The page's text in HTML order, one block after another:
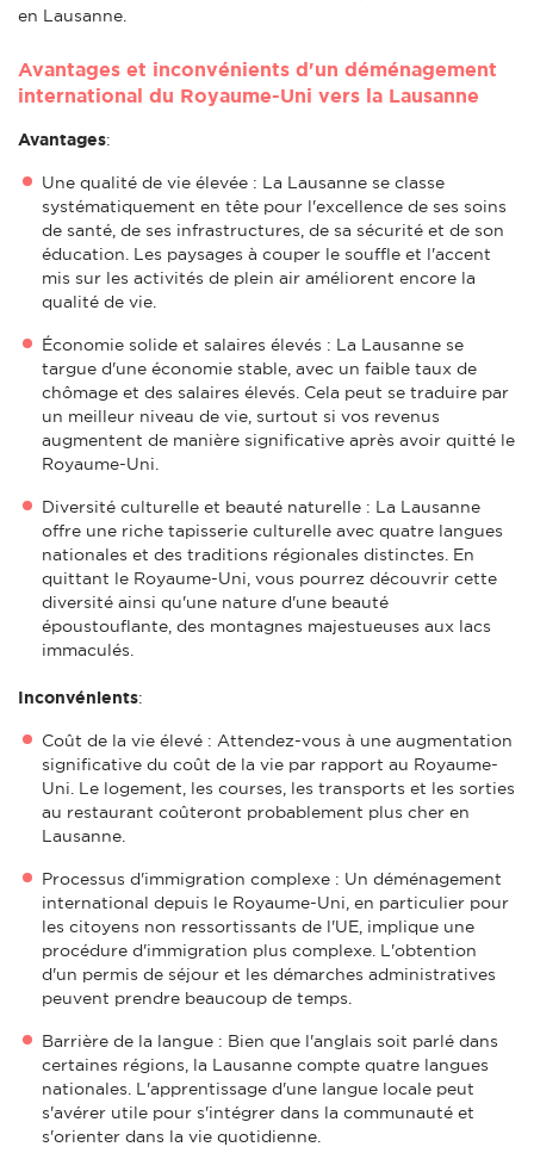
en Lausanne.
Avantages et inconvénients d'un déménagement
international du Royaume-Uni vers la Lausanne
Avantages:
Une qualité de vie élevée : La Lausanne se classe
systématiquement en tête pour l'excellence de ses soins
de santé, de ses infrastructures, de sa sécurité et de son
éducation. Les paysages à couper le souffle et l'accent
mis sur les activités de plein air améliorent encore la
qualité de vie.
Économie solide et salaires élevés : La Lausanne se
targue d'une économie stable, avec un faible taux de
chômage et des salaires élevés. Cela peut se traduire par
un meilleur niveau de vie, surtout si vos revenus
augmentent de manière significative après avoir quitté le
Royaume-Uni.
Diversité culturelle et beauté naturelle : La Lausanne
offre une riche tapisserie culturelle avec quatre langues
nationales et des traditions régionales distinctes. En
quittant le Royaume-Uni, vous pourrez découvrir cette
diversité ainsi qu'une nature d'une beauté
époustouflante, des montagnes majestueuses aux lacs
immaculés.
Inconvénients:
Coût de la vie élevé : Attendez-vous à une augmentation
significative du coût de la vie par rapport au Royaume-
Uni. Le logement, les courses, les transports et les sorties
au restaurant coûteront probablement plus cher en
Lausanne.
Processus d'immigration complexe : Un déménagement
international depuis le Royaume-Uni, en particulier pour
les citoyens non ressortissants de l'UE, implique une
procédure d'immigration plus complexe. L'obtention
d'un permis de séjour et les démarches administratives
peuvent prendre beaucoup de temps.
Barrière de la langue : Bien que l'anglais soit parlé dans
certaines régions, la Lausanne compte quatre langues
nationales. L'apprentissage d'une langue locale peut
s'avérer utile pour s'intégrer dans la communauté et
s'orienter dans la vie quotidienne.